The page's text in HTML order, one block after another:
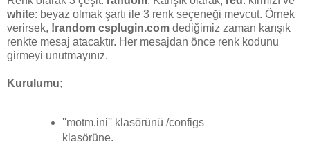
white: beyaz olmak şartı ile 3 renk seçeneği mevcut. Örnek
verirsek, !random csplugin.com dediğimiz zaman karışık
renkte mesaj atacaktır. Her mesajdan önce renk kodunu
girmeyi unutmayınız.
Kurulumu;
''motm.ini'' klasörünü /configs
klasörüne.